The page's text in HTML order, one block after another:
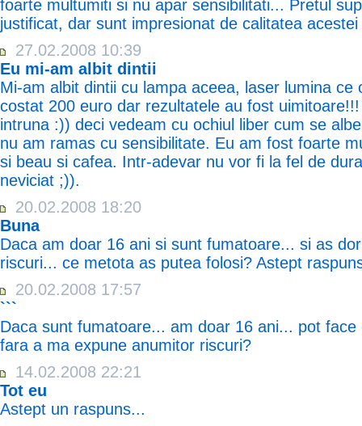
foarte multumiti si nu apar sensibilitati... Pretul
justificat, dar sunt impresionat de calitatea
27.02.2008 10:39
Eu mi-am albit dintii
Mi-am albit dintii cu lampa aceea, laser lumina ce
costat 200 euro dar rezultatele au fost
intruna :)) deci vedeam cu ochiul liber cum se
nu am ramas cu sensibilitate. Eu am fost foarte
si beau si cafea. Intr-adevar nu vor fi la fel de
neviciat ;)).
20.02.2008 18:20
Buna
Daca am doar 16 ani si sunt fumatoare... si as
riscuri... ce metota as putea folosi? Astept
20.02.2008 17:57
```
Daca sunt fumatoare... am doar 16 ani... pot
fara a ma expune anumitor riscuri?
14.02.2008 22:21
Tot eu
Astept un raspuns...